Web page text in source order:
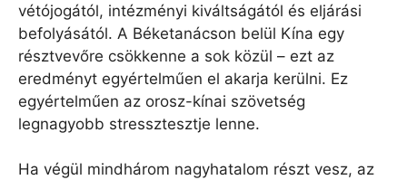
vétójogától, intézményi kiváltságától és eljárási
befolyásától. A Béketanácson belül Kína egy
résztvevőre csökkenne a sok közül – ezt az
eredményt egyértelműen el akarja kerülni. Ez
egyértelműen az orosz-kínai szövetség
legnagyobb stressztesztje lenne.
Ha végül mindhárom nagyhatalom részt vesz, az